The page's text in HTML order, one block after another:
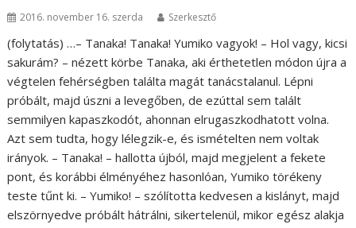
2016. november 16. szerda Szerkesztő
(folytatás) …– Tanaka! Tanaka! Yumiko vagyok! – Hol vagy, kicsi
sakurám? – nézett körbe Tanaka, aki érthetetlen módon újra a
végtelen fehérségben találta magát tanácstalanul. Lépni
próbált, majd úszni a levegőben, de ezúttal sem talált
semmilyen kapaszkodót, ahonnan elrugaszkodhatott volna.
Azt sem tudta, hogy lélegzik-e, és ismételten nem voltak
irányok. – Tanaka! – hallotta újból, majd megjelent a fekete
pont, és korábbi élményéhez hasonlóan, Yumiko törékeny
teste tűnt ki. – Yumiko! – szólította kedvesen a kislányt, majd
elszörnyedve próbált hátrálni, sikertelenül, mikor egész alakja